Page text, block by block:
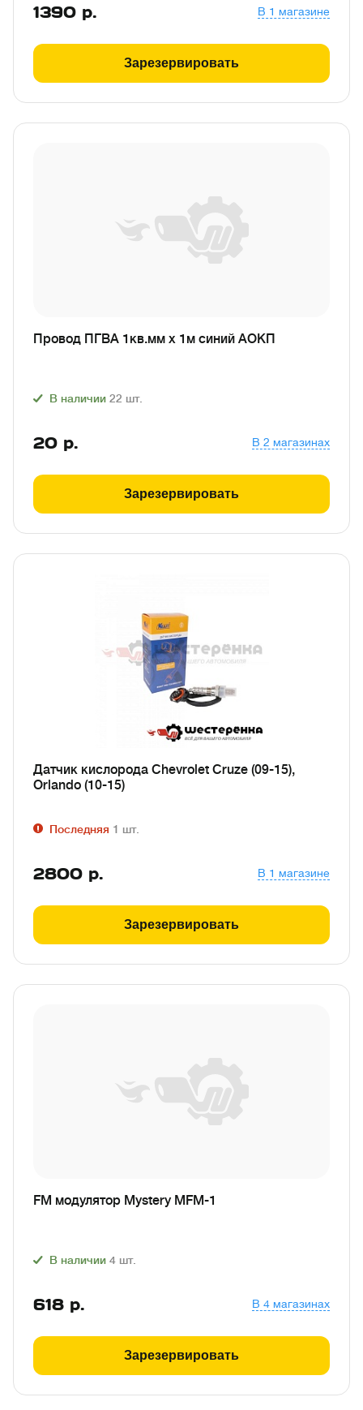
1390 р. В 1 магазине
Зарезервировать
Провод ПГВА 1кв.мм х 1м синий АОКП
В наличии 22 шт.
20 р. В 2 магазинах
Зарезервировать
Датчик кислорода Chevrolet Cruze (09-15),
Orlando (10-15)
Последняя 1 шт.
2800 р. В 1 магазине
Зарезервировать
FM модулятор Mystery MFM-1
В наличии 4 шт.
618 р. В 4 магазинах
Зарезервировать